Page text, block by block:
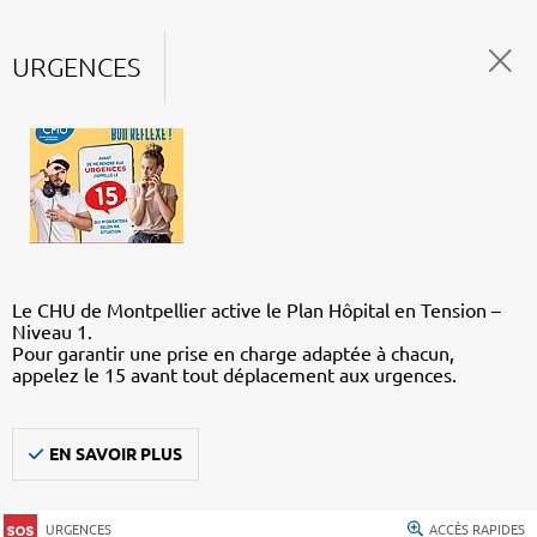
URGENCES
Le CHU de Montpellier active le Plan Hôpital en Tension –
Niveau 1.
Pour garantir une prise en charge adaptée à chacun,
appelez le 15 avant tout déplacement aux urgences.
EN SAVOIR PLUS
URGENCES ACCÈS RAPIDES